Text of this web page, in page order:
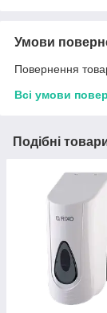
Умови
Повернення
Всі умови
Подібні